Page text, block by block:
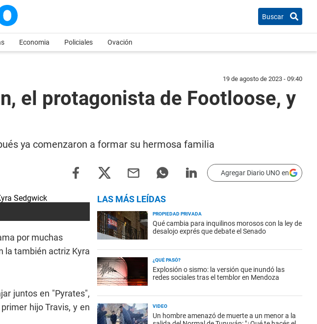
Buscar
Economia Policiales Ovación
19 de agosto de 2023 - 09:40
el protagonista de Footloose, y
ya comenzaron a formar su hermosa familia
Agregar Diario UNO en
por muchas
la también actriz Kyra
juntos en "Pyrates",
hijo Travis, y en
LAS MÁS LEÍDAS
PROPIEDAD PRIVADA
Qué cambia para inquilinos morosos con la ley de
desalojo exprés que debate el Senado
¿QUÉ PASÓ?
Explosión o sismo: la versión que inundó las
redes sociales tras el temblor en Mendoza
VIDEO
Un hombre amenazó de muerte a un menor a la